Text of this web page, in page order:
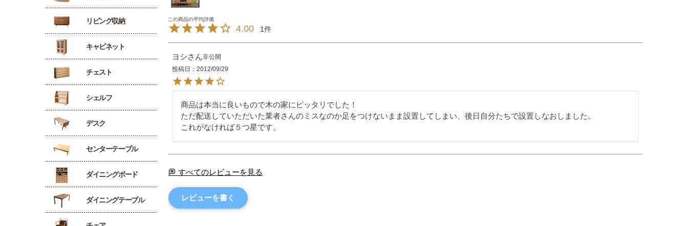
リビング収納
キャビネット
チェスト
シェルフ
デスク
センターテーブル
ダイニングボード
ダイニングテーブル
4.00 1
ヨシ
非公開
投稿日
2012/09/29
商品は本当に良いもので木の家にピッタリでした！
ただ配送していただいた業者さんのミスなのか足をつけないまま設置してしまい、後日自分たちで設置しなおしました。
これがなければ５つ星です。
すべてのレビューを見る
レビューを書く